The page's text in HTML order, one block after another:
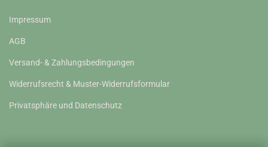
Impressum
AGB
Versand- & Zahlungsbedingungen
Widerrufsrecht & Muster-Widerrufsformular
Privatsphäre und Datenschutz